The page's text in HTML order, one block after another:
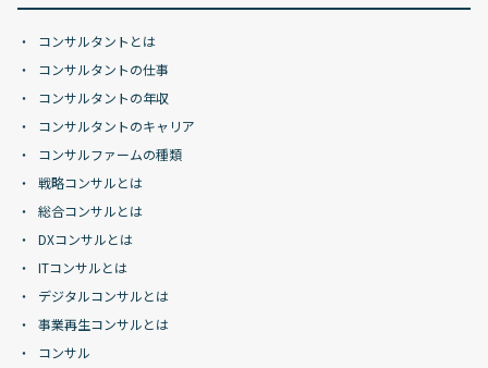
コンサルタントとは
コンサルタントの仕事
コンサルタントの年収
コンサルタントのキャリア
コンサルファームの種類
戦略コンサルとは
総合コンサルとは
DXコンサルとは
ITコンサルとは
デジタルコンサルとは
事業再生コンサルとは
コンサル